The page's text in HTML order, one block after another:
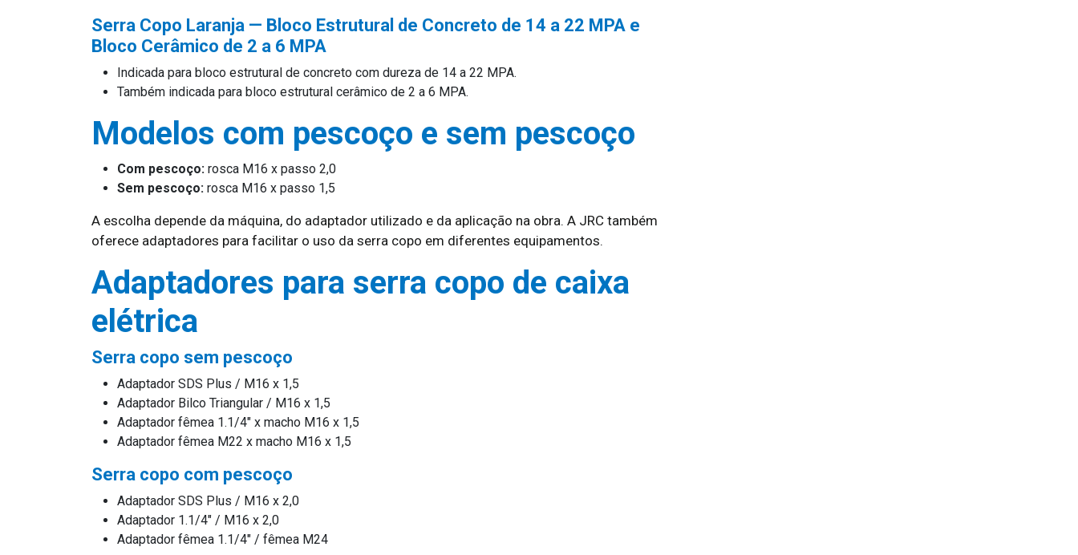
Serra Copo Laranja — Bloco Estrutural de Concreto de 14 a 22 MPA e
Bloco Cerâmico de 2 a 6 MPA
Indicada para bloco estrutural de concreto com dureza de 14 a 22 MPA.
Também indicada para bloco estrutural cerâmico de 2 a 6 MPA.
Modelos com pescoço e sem pescoço
Com pescoço: rosca M16 x passo 2,0
Sem pescoço: rosca M16 x passo 1,5
A escolha depende da máquina, do adaptador utilizado e da aplicação na obra. A JRC também
oferece adaptadores para facilitar o uso da serra copo em diferentes equipamentos.
Adaptadores para serra copo de caixa
elétrica
Serra copo sem pescoço
Adaptador SDS Plus / M16 x 1,5
Adaptador Bilco Triangular / M16 x 1,5
Adaptador fêmea 1.1/4" x macho M16 x 1,5
Adaptador fêmea M22 x macho M16 x 1,5
Serra copo com pescoço
Adaptador SDS Plus / M16 x 2,0
Adaptador 1.1/4" / M16 x 2,0
Adaptador fêmea 1.1/4" / fêmea M24